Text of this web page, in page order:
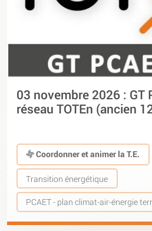
03 novembre 2026 : GT
réseau TOTEn (ancien
Coordonner et animer la T.E.
Transition énergétique
PCAET - plan climat-air-énergie